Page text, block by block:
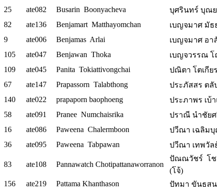
25
ate082 Busarin Boonyacheva
บุศรินทร์ บุณย
82
ate136 Benjamart Matthayomchan
เบญจมาศ มัธ
9
ate006 Benjamas Arlai
เบญจมาศ อา
105
ate047 Benjawan Thoka
เบญจวรรณ โ
109
ate045 Panita Tokiattivongchai
ปณิตา โตเกีย
67
ate147 Prapassorn Talabthong
ประภัสสร ตลั
140
ate022 prapaporn baophoeng
ประภาพร เบ้า
58
ate091 Pranee Numchaisrika
ปราณี นำชัย
16
ate086 Paweena Chalermboon
ปวีณา เฉลิม
36
ate095 Paweena Tabpawan ปวีณา เทพวัล
83 ate108 Pannawatch Chotipattanaworranon
ปัณณวัชร์ โ
(โจ้)
156
ate219 Pattama Khanthason
ปัทมา ขันธส